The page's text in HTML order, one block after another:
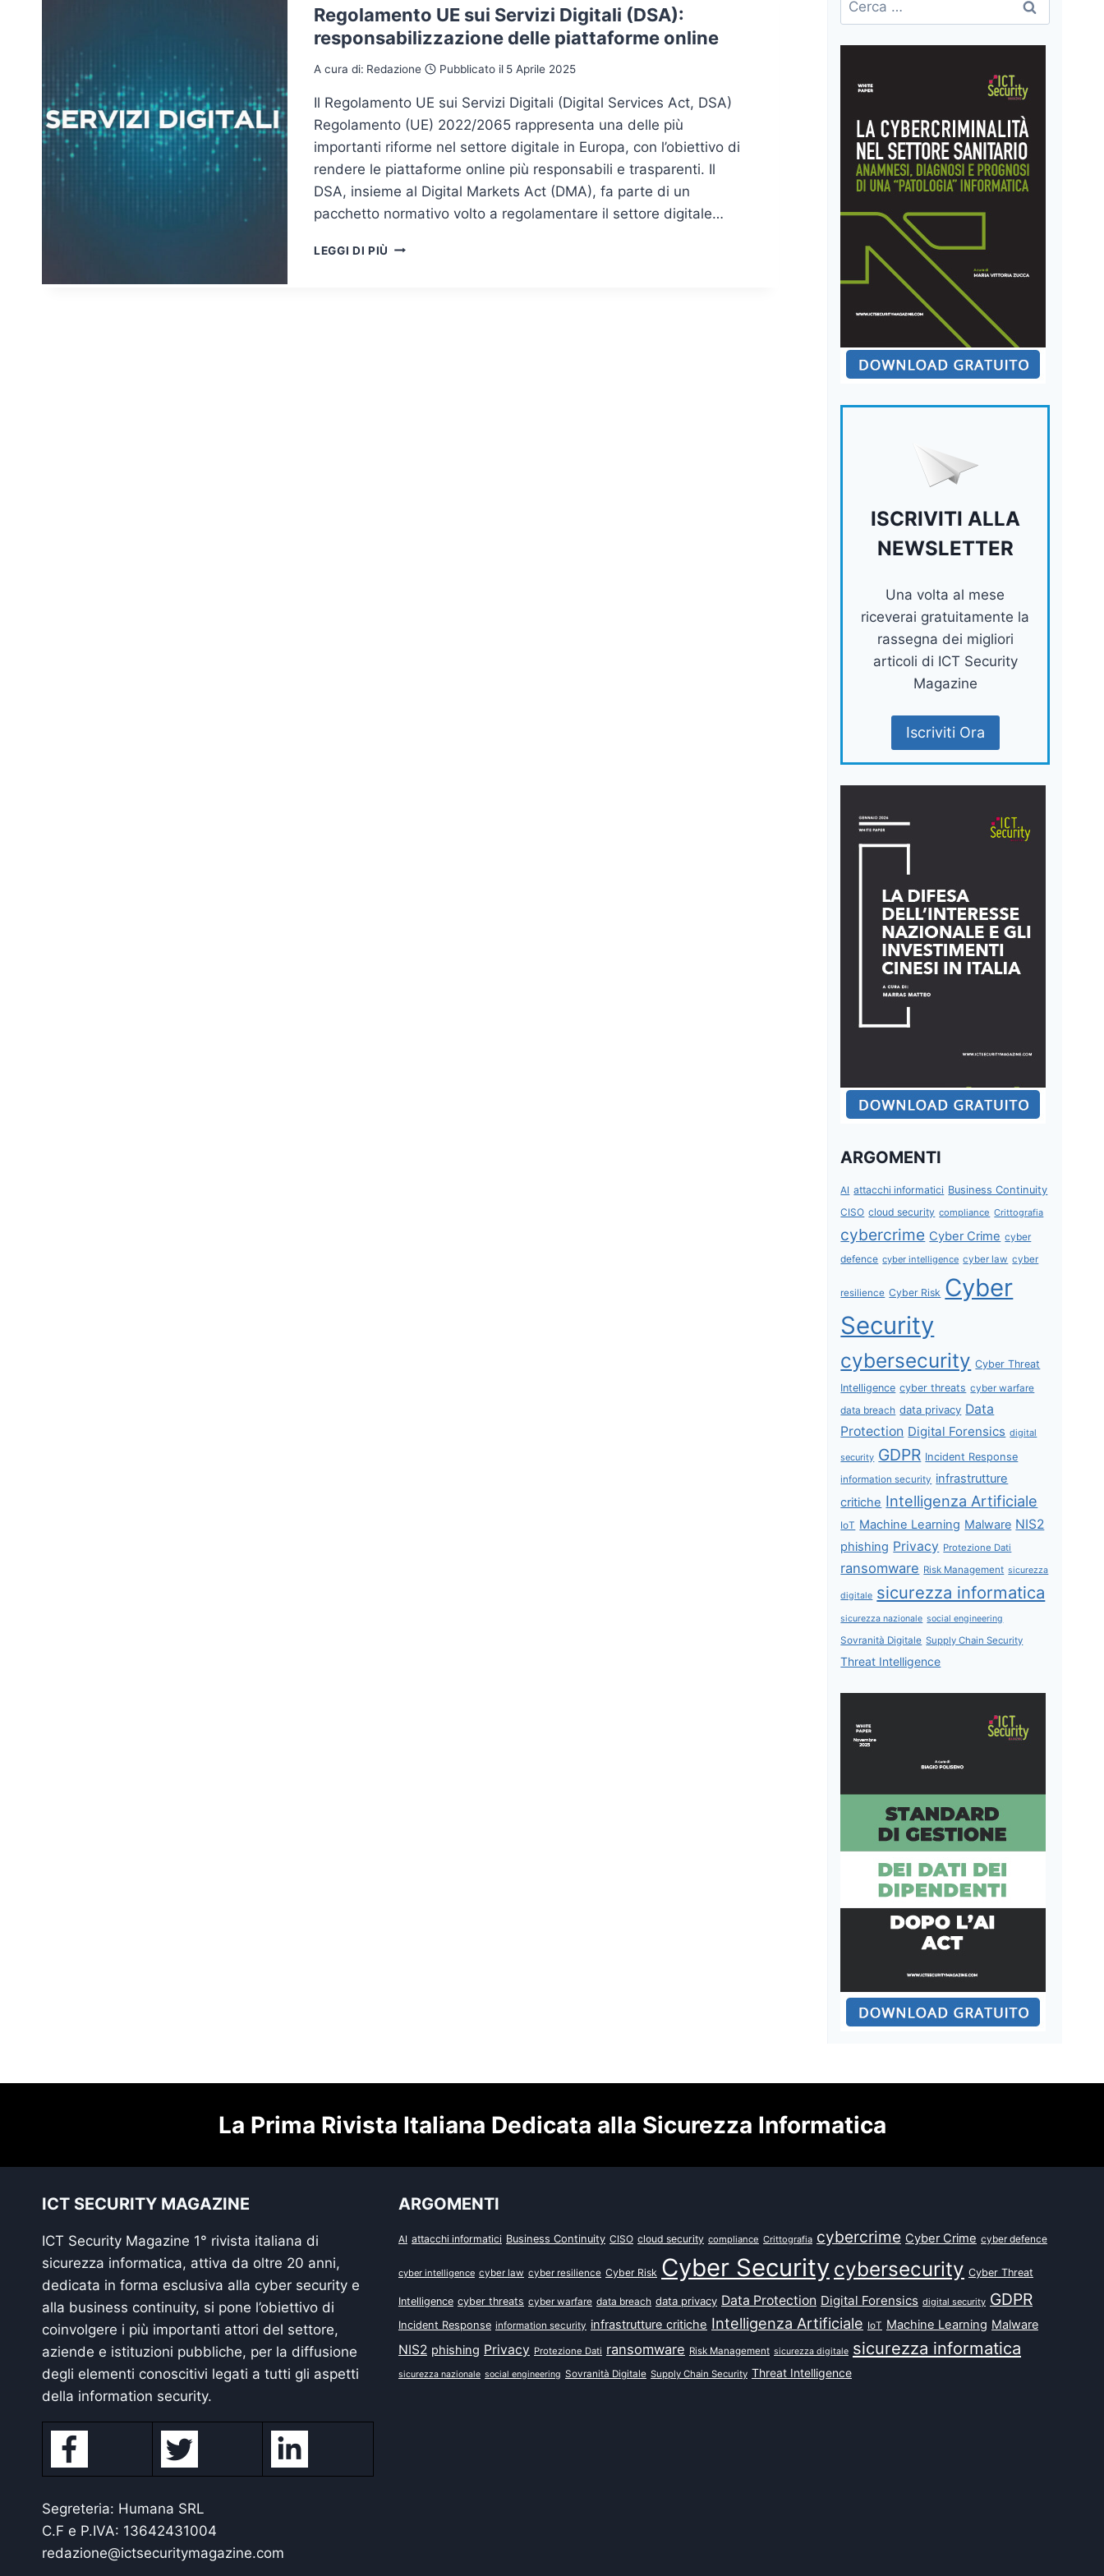
Regolamento UE sui Servizi Digitali (DSA):
responsabilizzazione delle piattaforme online
A cura di: Redazione Pubblicato il 5 Aprile 2025
Il Regolamento UE sui Servizi Digitali (Digital Services Act, DSA)
Regolamento (UE) 2022/2065 rappresenta una delle più
importanti riforme nel settore digitale in Europa, con l’obiettivo di
rendere le piattaforme online più responsabili e trasparenti. Il
DSA, insieme al Digital Markets Act (DMA), fa parte di un
pacchetto normativo volto a regolamentare il settore digitale…
LEGGI DI PIÙ REGOLAMENTO
per:
ISCRIVITI ALLA
NEWSLETTER
Una volta al mese
riceverai gratuitamente la
rassegna dei migliori
articoli di ICT Security
Magazine
Iscriviti Ora
ARGOMENTI
AI attacchi informatici Business Continuity
CISO cloud security compliance Crittografia
cybercrime Cyber Crime cyber
defence cyber intelligence cyber law cyber
resilience Cyber Risk Cyber
Security
cybersecurity Cyber Threat
Intelligence cyber threats cyber warfare
data breach data privacy Data
Protection Digital Forensics digital
security GDPR Incident Response
information security infrastrutture
critiche Intelligenza Artificiale
IoT Machine Learning Malware NIS2
phishing Privacy Protezione Dati
ransomware Risk Management sicurezza
digitale sicurezza informatica
sicurezza nazionale social engineering
Sovranità Digitale Supply Chain Security
Threat Intelligence
La Prima Rivista Italiana Dedicata alla Sicurezza Informatica
ICT SECURITY MAGAZINE
ICT Security Magazine 1° rivista italiana di
sicurezza informatica, attiva da oltre 20 anni,
dedicata in forma esclusiva alla cyber security e
alla business continuity, si pone l’obiettivo di
coinvolgere i più importanti attori del settore,
aziende e istituzioni pubbliche, per la diffusione
degli elementi conoscitivi legati a tutti gli aspetti
della information security.
Segreteria: Humana SRL
C.F e P.IVA: 13642431004
redazione@ictsecuritymagazine.com
ARGOMENTI
AI attacchi informatici Business Continuity CISO cloud security compliance Crittografia cybercrime Cyber Crime cyber defence
cyber intelligence cyber law cyber resilience Cyber Risk Cyber Security cybersecurity Cyber Threat
Intelligence cyber threats cyber warfare data breach data privacy Data Protection Digital Forensics digital security GDPR
Incident Response information security infrastrutture critiche Intelligenza Artificiale IoT Machine Learning Malware
NIS2 phishing Privacy Protezione Dati ransomware Risk Management sicurezza digitale sicurezza informatica
sicurezza nazionale social engineering Sovranità Digitale Supply Chain Security Threat Intelligence